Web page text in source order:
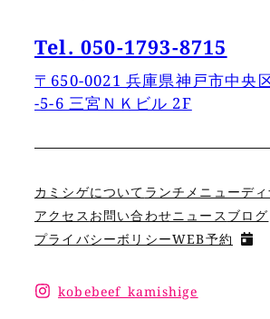
Tel. 050-1793-8715
〒650-0021 兵庫県神戸市中央
−5−6 三宮ＮＫビル 2F
カミシゲについて ランチメニューデ
アクセス お問い合わせニュース ブログ
プライバシーボリシーWEB予約
kobebeef_kamishige